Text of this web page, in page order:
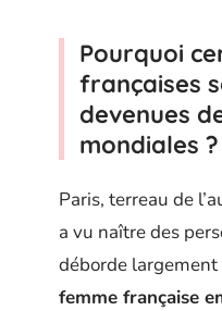
Pourquoi
françaises
devenues
mondiales ?
Paris, terreau de
a vu naître des
déborde largement
femme française